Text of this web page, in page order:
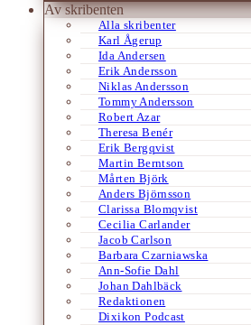
Av skribenten
Alla skribenter
Karl Ågerup
Ida Andersen
Erik Andersson
Niklas Andersson
Tommy Andersson
Robert Azar
Theresa Benér
Erik Bergqvist
Martin Berntson
Mårten Björk
Anders Björnsson
Clarissa Blomqvist
Cecilia Carlander
Jacob Carlson
Barbara Czarniawska
Ann-Sofie Dahl
Johan Dahlbäck
Redaktionen
Dixikon Podcast